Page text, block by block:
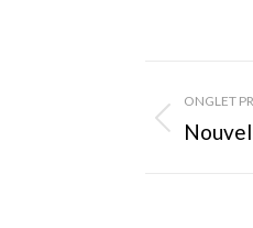
de
ONGLET
Onglet